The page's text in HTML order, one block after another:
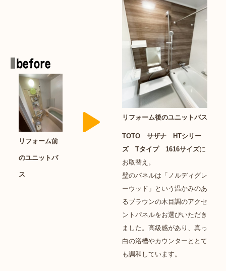
リフォーム前
のユニットバ
ス
リフォーム後のユニットバス
TOTO サザナ HTシリー
ズ Tタイプ 1616サイズに
お取替え。
壁のパネルは「ノルディグレ
ーウッド」という温かみのあ
るブラウンの木目調のアクセ
ントパネルをお選びいただき
ました。高級感があり、真っ
白の浴槽やカウンターととて
も調和しています。